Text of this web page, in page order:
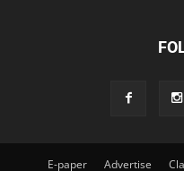
E-paper Advertise